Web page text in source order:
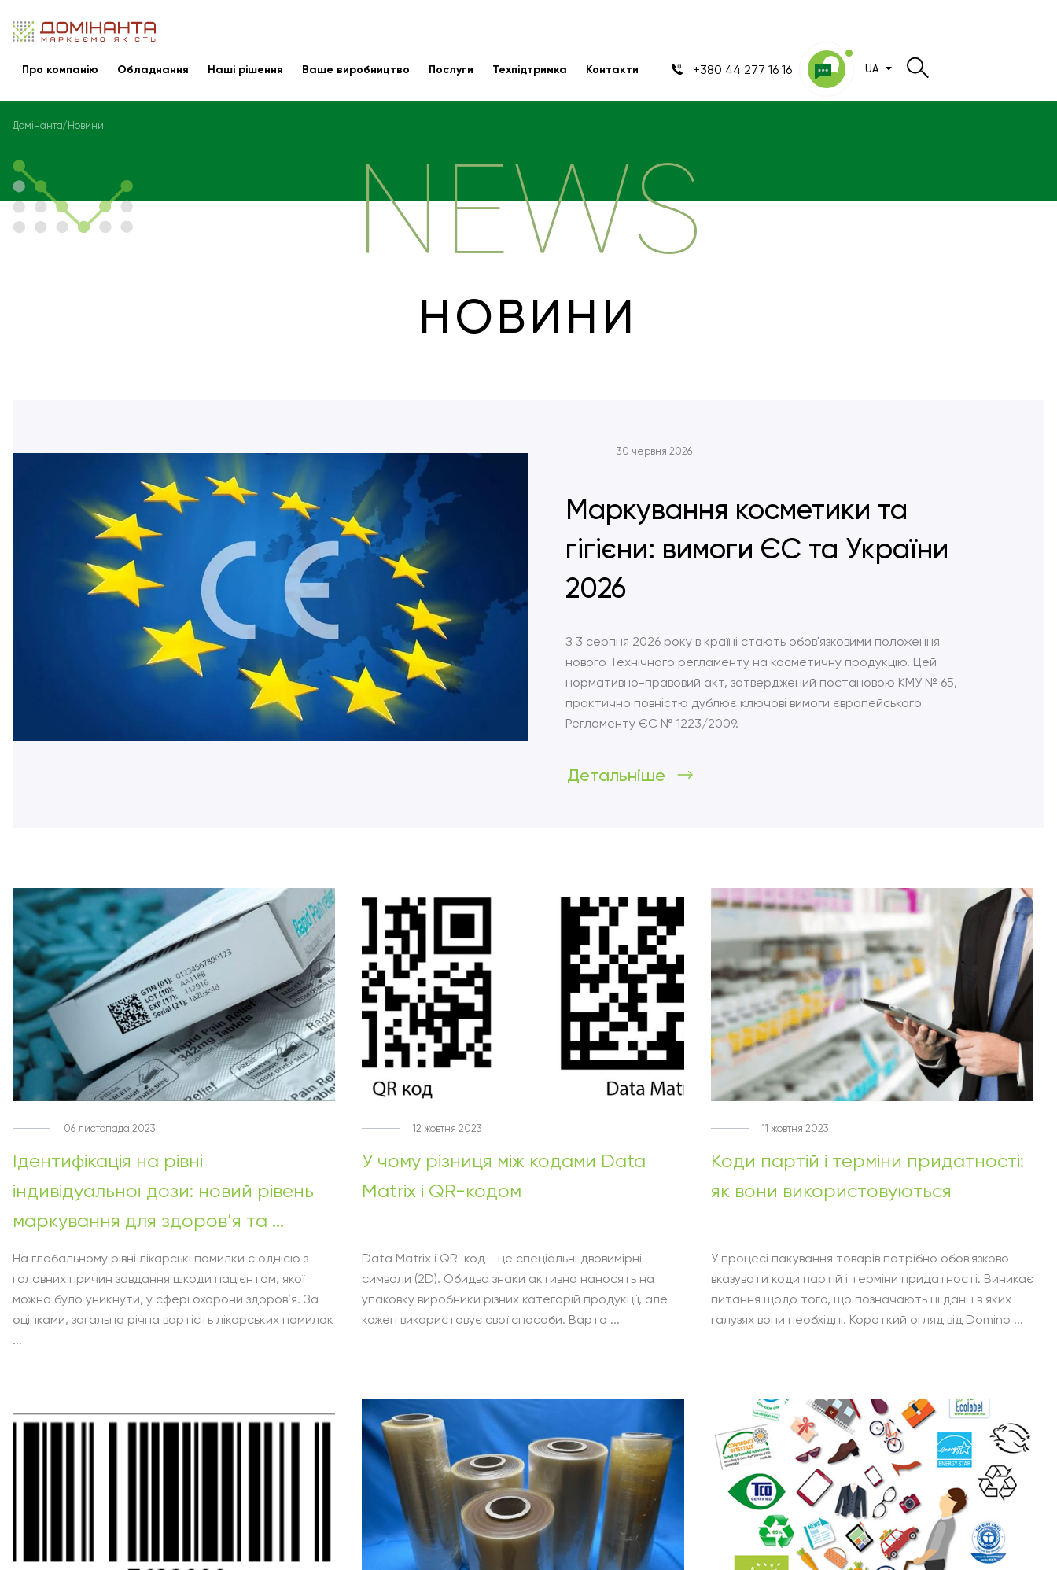
Про компанію Обладнання Наші рішення Ваше виробництво Послуги Техпідтримка Контакти +380 44 277 16 16 UA
Домінанта Новини
NEWS
НОВИНИ
30 червня 2026
Маркування косметики та
гігієни: вимоги ЄС та України
2026
З 3 серпня 2026 року в країні стають обов'язковими положення
нового Технічного регламенту на косметичну продукцію. Цей
нормативно-правовий акт, затверджений постановою КМУ № 65,
практично повністю дублює ключові вимоги європейського
Регламенту ЄС № 1223/2009.
Детальніше
06 листопада 2023
Ідентифікація на рівні
індивідуальної дози: новий рівень
маркування для здоров’я та ...
На глобальному рівні лікарські помилки є однією з
головних причин завдання шкоди пацієнтам, якої
можна було уникнути, у сфері охорони здоров’я. За
оцінками, загальна річна вартість лікарських помилок
...
12 жовтня 2023
У чому різниця між кодами Data
Matrix і QR-кодом
Data Matrix і QR-код - це спеціальні двовимірні
символи (2D). Обидва знаки активно наносять на
упаковку виробники різних категорій продукції, але
кожен використовує свої способи. Варто ...
11 жовтня 2023
Коди партій і терміни придатності:
як вони використовуються
У процесі пакування товарів потрібно обов'язково
вказувати коди партій і терміни придатності. Виникає
питання щодо того, що позначають ці дані і в яких
галузях вони необхідні. Короткий огляд від Domino ...